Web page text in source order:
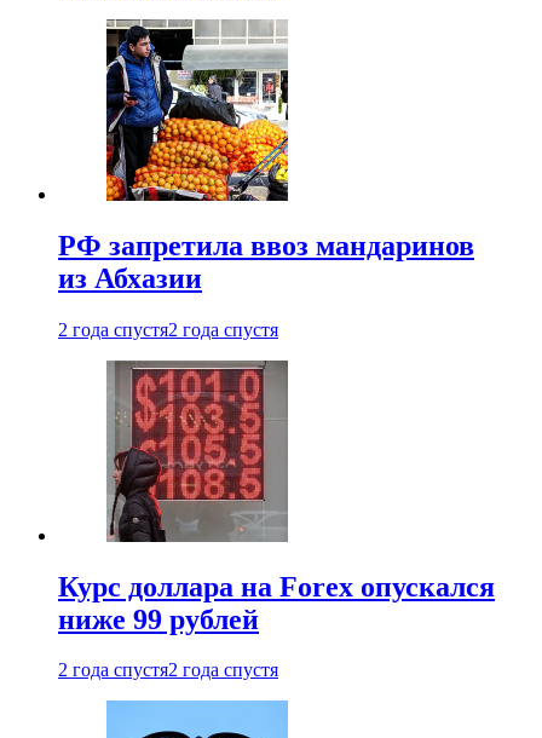
РФ запретила ввоз мандаринов
из Абхазии
2 года спустя2 года спустя
Курс доллара на Forex опускался
ниже 99 рублей
2 года спустя2 года спустя